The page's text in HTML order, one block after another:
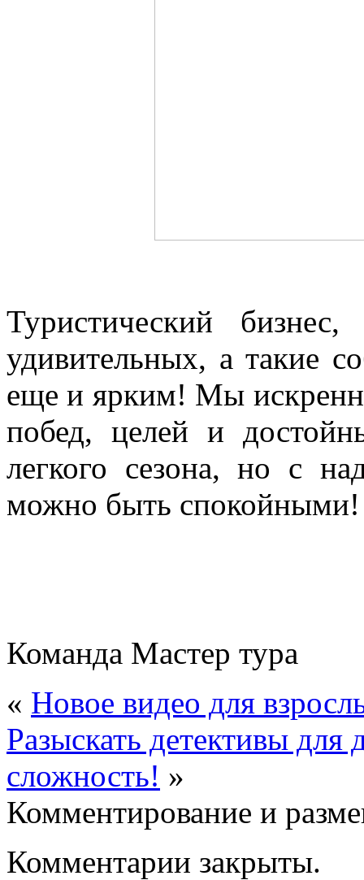
Туристический
удивительных, а такие
еще и ярким! Мы
побед, целей и
легкого сезона, но с
можно быть спокойными!
Команда Мастер тура
« Новое видео для
Разыскать детективы
сложность! »
Комментирование и
Комментарии закрыты.